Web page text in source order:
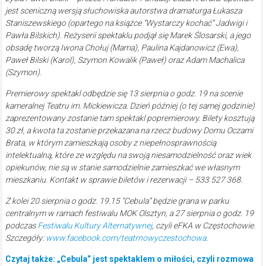
jest sceniczną wersją słuchowiska autorstwa dramaturga Łukasza
Staniszewskiego (opartego na książce “Wystarczy kochać” Jadwigi i
Pawła Bilskich). Reżyserii spektaklu podjął się Marek Ślosarski, a jego
obsadę tworzą Iwona Chołuj (Mama), Paulina Kajdanowicz (Ewa),
Paweł Bilski (Karol), Szymon Kowalik (Paweł) oraz Adam Machalica
(Szymon).
Premierowy spektakl odbędzie się 13 sierpnia o godz. 19 na scenie
kameralnej Teatru im. Mickiewicza. Dzień później (o tej samej godzinie)
zaprezentowany zostanie tam spektakl popremierowy. Bilety kosztują
30 zł, a kwota ta zostanie przekazana na rzecz budowy Domu Oczami
Brata, w którym zamieszkają osoby z niepełnosprawnością
intelektualną, które ze względu na swoją niesamodzielność oraz wiek
opiekunów, nie są w stanie samodzielnie zamieszkać we własnym
mieszkaniu. Kontakt w sprawie biletów i rezerwacji – 533 527 368.
Z kolei 20 sierpnia o godz. 19.15 “Cebula” będzie grana w parku
centralnym w ramach festiwalu MOK Olsztyn, a 27 sierpnia o godz. 19
podczasFestiwalu Kultury Alternatywnej, czyli eFKA w Częstochowie.
Szczegóły: www.facebook.com/teatrnowyczestochowa.
Czytaj także: „Cebula” jest spektaklem o miłości, czyli rozmowa